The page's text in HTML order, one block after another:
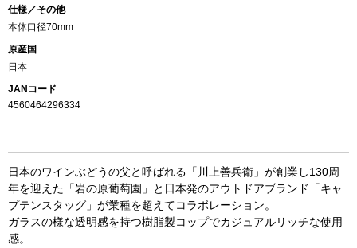
仕様／その他
本体口径70mm
原産国
日本
JANコード
4560464296334
日本のワインぶどうの父と呼ばれる「川上善兵衛」が創業し130周
年を迎えた「岩の原葡萄園」と日本発のアウトドアブランド「キャ
プテンスタッグ」が業種を超えてコラボレーション。
ガラスの様な透明感を持つ樹脂製コップでカジュアルリッチな使用
感。